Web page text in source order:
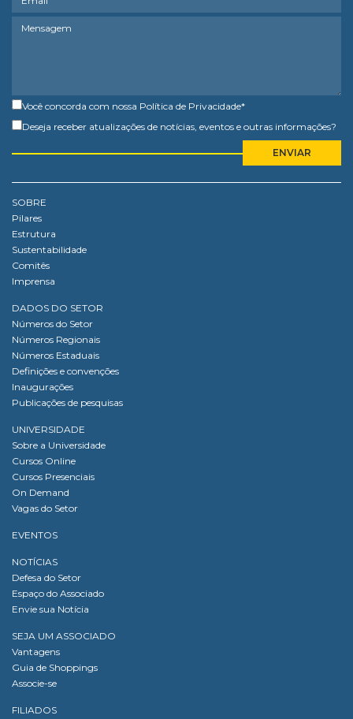
Você concorda com nossa Política de Privacidade*
Deseja receber atualizações de notícias, eventos e outras informações?
SOBRE
Pilares
Estrutura
Sustentabilidade
Comitês
Imprensa
DADOS DO SETOR
Números do Setor
Números Regionais
Números Estaduais
Definições e convenções
Inaugurações
Publicações de pesquisas
UNIVERSIDADE
Sobre a Universidade
Cursos Online
Cursos Presenciais
On Demand
Vagas do Setor
EVENTOS
NOTÍCIAS
Defesa do Setor
Espaço do Associado
Envie sua Notícia
SEJA UM ASSOCIADO
Vantagens
Guia de Shoppings
Associe-se
FILIADOS